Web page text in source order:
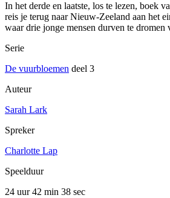
In het derde en laatste, los te lezen, boek
reis je terug naar Nieuw-Zeeland aan het
waar drie jonge mensen durven te dromen
Serie
De vuurbloemen deel 3
Auteur
Sarah Lark
Spreker
Charlotte Lap
Speelduur
24 uur 42 min 38 sec